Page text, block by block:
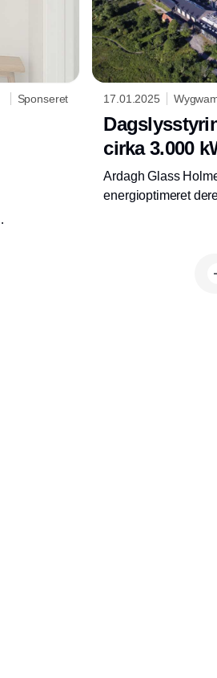
Sponseret 17.01.2025
cirka 3.000
Ardagh Glass
energioptimeret